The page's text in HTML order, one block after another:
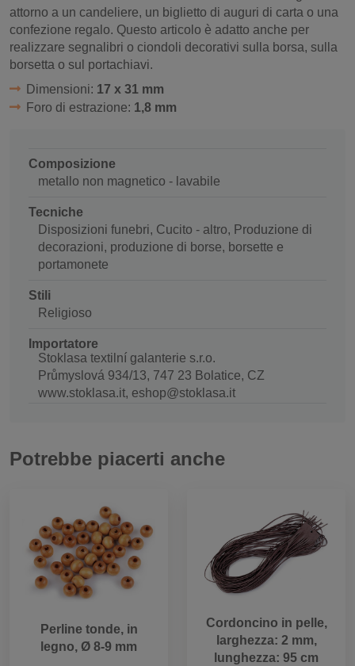
attorno a un candeliere, un biglietto di auguri di carta o una
confezione regalo. Questo articolo è adatto anche per
realizzare segnalibri o ciondoli decorativi sulla borsa, sulla
borsetta o sul portachiavi.
Dimensioni: 17 x 31 mm
Foro di estrazione: 1,8 mm
Composizione
metallo non magnetico - lavabile
Tecniche
Disposizioni funebri, Cucito - altro, Produzione di
decorazioni, produzione di borse, borsette e
portamonete
Stili
Religioso
Importatore
Stoklasa textilní galanterie s.r.o.
Průmyslová 934/13, 747 23 Bolatice, CZ
www.stoklasa.it, eshop@stoklasa.it
Potrebbe piacerti anche
Perline tonde, in
legno, Ø 8-9 mm
Cordoncino in pelle,
larghezza: 2 mm,
lunghezza: 95 cm